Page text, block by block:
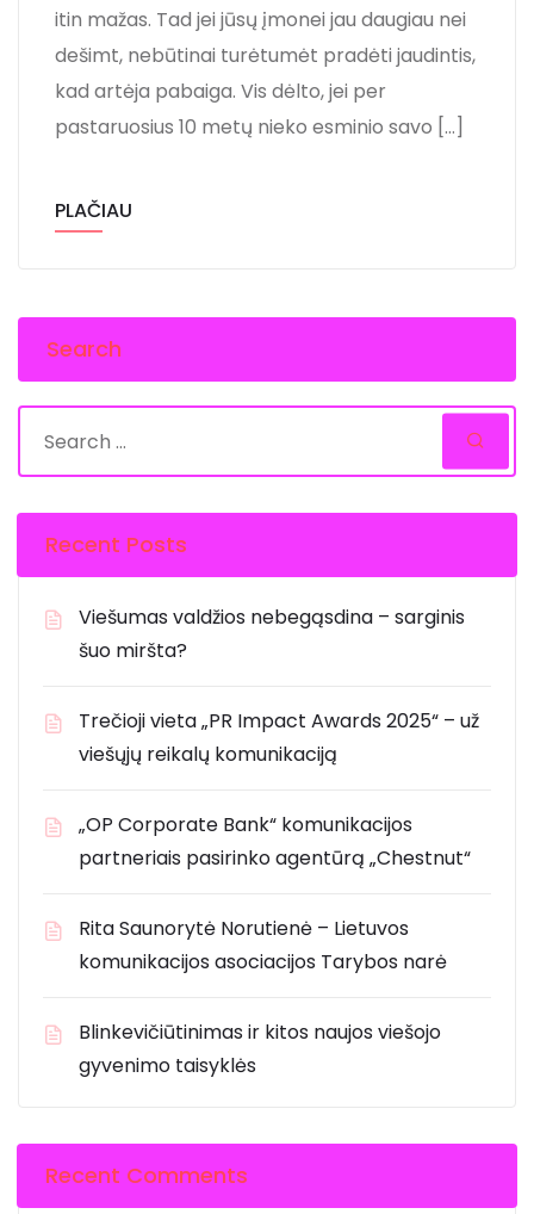
itin mažas. Tad jei jūsų įmonei jau daugiau nei
dešimt, nebūtinai turėtumėt pradėti jaudintis,
kad artėja pabaiga. Vis dėlto, jei per
pastaruosius 10 metų nieko esminio savo […]
PLAČIAU
Search
Recent Posts
Viešumas valdžios nebegąsdina – sarginis
šuo miršta?
Trečioji vieta „PR Impact Awards 2025“ – už
viešųjų reikalų komunikaciją
„OP Corporate Bank“ komunikacijos
partneriais pasirinko agentūrą „Chestnut“
Rita Saunorytė Norutienė – Lietuvos
komunikacijos asociacijos Tarybos narė
Blinkevičiūtinimas ir kitos naujos viešojo
gyvenimo taisyklės
Recent Comments